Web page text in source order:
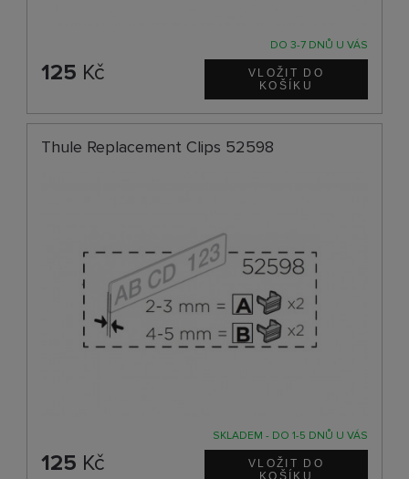
DO 3-7 DNŮ U VÁS
125 Kč
Thule Replacement Clips 52598
SKLADEM - DO 1-5 DNŮ U VÁS
125 Kč